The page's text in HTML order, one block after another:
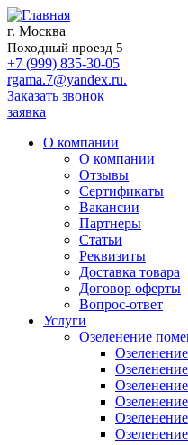
г. Москва
Походный проезд 5
+7 (999) 835-30-05
rgama.7@yandex.ru.
Заказать звонок
заявка
О компании
О компании
Отзывы
Сертификаты
Вакансии
Партнеры
Статьи
Реквизиты
Доставка товара
Договор оферты
Вопрос-ответ
Услуги
Озеленение